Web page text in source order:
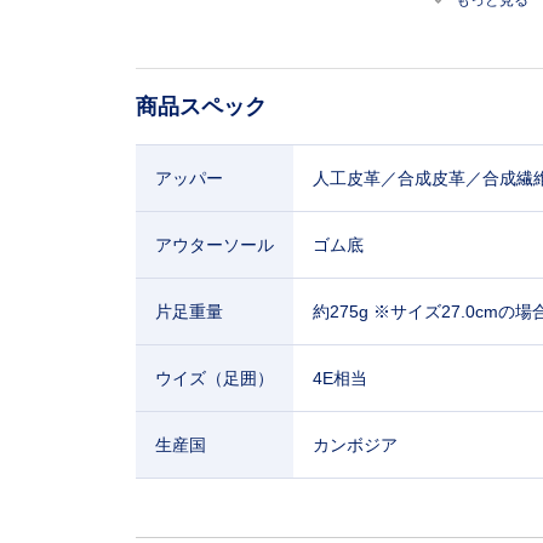
商品スペック
アッパー 人工皮革／合成皮革／合成繊
アウターソール ゴム底
片足重量 約275g ※サイズ27.0cmの場
ウイズ（足囲） 4E相当
生産国 カンボジア